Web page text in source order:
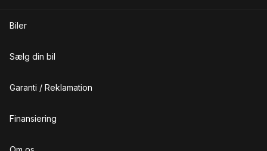
Ratgearskifte
Splitbagsæder
Biler
Sælg din bil
Garanti / Reklamation
Finansiering